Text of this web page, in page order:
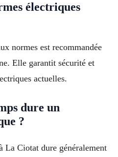
électriques
normes est recommandée
Elle garantit sécurité et
actuelles.
dure un
?
La Ciotat dure généralement